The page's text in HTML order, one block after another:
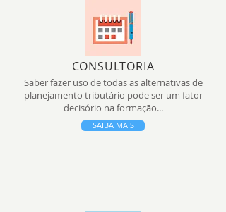
CONSULTORIA
Saber fazer uso de todas as alternativas de
planejamento tributário pode ser um fator
decisório na formação...
SAIBA MAIS